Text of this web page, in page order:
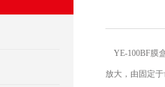
YE-100BF膜
放大，由固定